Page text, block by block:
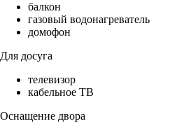
балкон
газовый водонагреватель
домофон
Для досуга
телевизор
кабельное ТВ
Оснащение двора